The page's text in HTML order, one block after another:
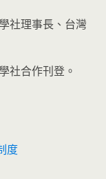
社理事長、台灣
社合作刊登。
度